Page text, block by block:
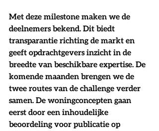
Met deze milestone maken we de
deelnemers bekend. Dit biedt
transparantie richting de markt en
geeft opdrachtgevers inzicht in de
breedte van beschikbare expertise. De
komende maanden brengen we de
twee routes van de challenge verder
samen. De woningconcepten gaan
eerst door een inhoudelijke
beoordeling voor publicatie op